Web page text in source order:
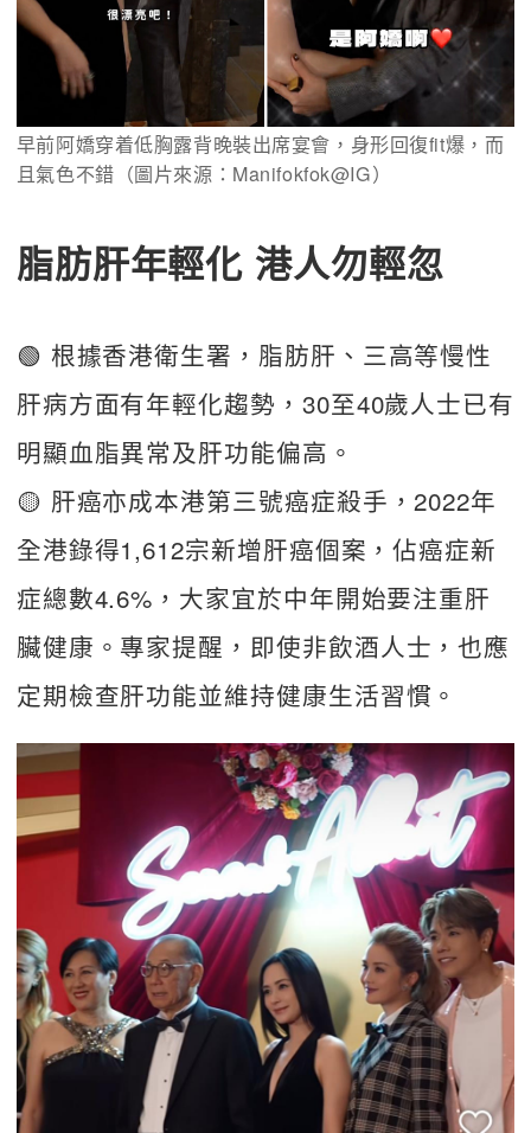
早前阿嬌穿着低胸露背晚裝出席宴會，身形回復fit爆，而
且氣色不錯（圖片來源：Manifokfok@IG）
脂肪肝年輕化 港人勿輕忽
🟢 根據香港衛生署，脂肪肝、三高等慢性
肝病方面有年輕化趨勢，30至40歲人士已有
明顯血脂異常及肝功能偏高。
🟡 肝癌亦成本港第三號癌症殺手，2022年
全港錄得1,612宗新增肝癌個案，佔癌症新
症總數4.6%，大家宜於中年開始要注重肝
臟健康。專家提醒，即使非飲酒人士，也應
定期檢查肝功能並維持健康生活習慣。